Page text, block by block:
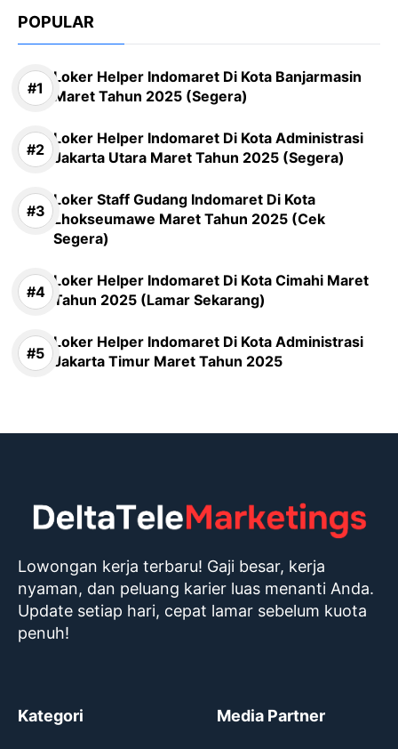
POPULAR
Loker Helper Indomaret Di Kota Banjarmasin
Maret Tahun 2025 (Segera)
Loker Helper Indomaret Di Kota Administrasi
Jakarta Utara Maret Tahun 2025 (Segera)
Loker Staff Gudang Indomaret Di Kota
Lhokseumawe Maret Tahun 2025 (Cek
Segera)
Loker Helper Indomaret Di Kota Cimahi Maret
Tahun 2025 (Lamar Sekarang)
Loker Helper Indomaret Di Kota Administrasi
Jakarta Timur Maret Tahun 2025
Lowongan kerja terbaru! Gaji besar, kerja
nyaman, dan peluang karier luas menanti Anda.
Update setiap hari, cepat lamar sebelum kuota
penuh!
Kategori Media Partner